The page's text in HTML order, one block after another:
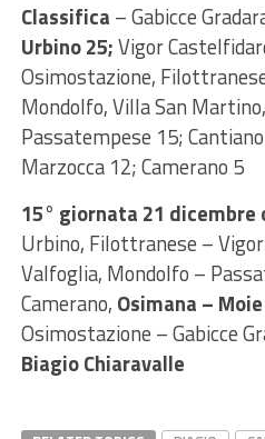
Classifica – Gabicce
Urbino 25;Vigor
Osimostazione,
Mondolfo, Villa San
Passatempese 15;
Marzocca 12; Camerano 5
15° giornata 21 dicembre
Urbino, Filottranese –
Valfoglia, Mondolfo –
Camerano, Osimana –
Osimostazione – Gabicce
Biagio Chiaravalle